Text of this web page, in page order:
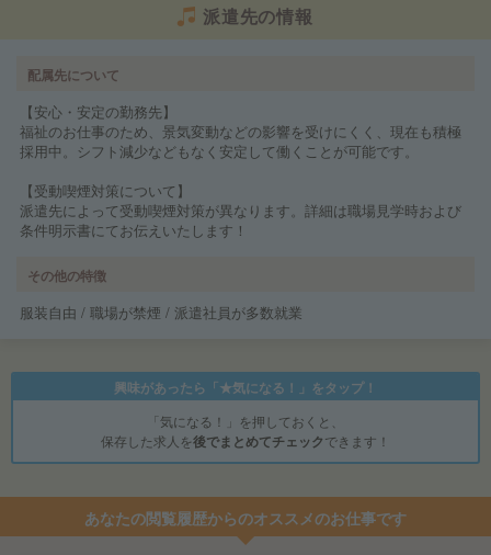
派遣先の情報
配属先について
【安心・安定の勤務先】
福祉のお仕事のため、景気変動などの影響を受けにくく、現在も積極
採用中。シフト減少などもなく安定して働くことが可能です。
【受動喫煙対策について】
派遣先によって受動喫煙対策が異なります。詳細は職場見学時および
条件明示書にてお伝えいたします！
その他の特徴
服装自由 / 職場が禁煙 / 派遣社員が多数就業
興味があったら「★気になる！」をタップ！
「気になる！」を押しておくと、
保存した求人を後でまとめてチェックできます！
あなたの閲覧履歴からのオススメのお仕事です